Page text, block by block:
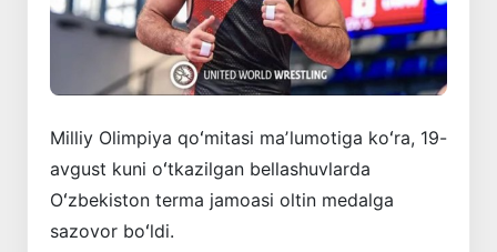
Milliy Olimpiya qoʻmitasi maʼlumotiga koʻra, 19-
avgust kuni oʻtkazilgan bellashuvlarda
Oʻzbekiston terma jamoasi oltin medalga
sazovor boʻldi.